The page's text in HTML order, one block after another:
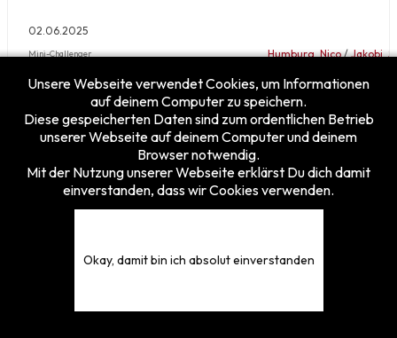
02.06.2025
Mini-Challenger
Viertelfinale Hauptrunde
Humburg, Nico/Jakobi,
02.06.2025
Mini-Challenger Humburg, Nico/Jakobi,
02.06.2025
Unsere Webseite verwendet Cookies, um Informationen
auf deinem Computer zu speichern.
Diese gespeicherten Daten sind zum ordentlichen Betrieb
unserer Webseite auf deinem Computer und deinem
Browser notwendig.
Mit der Nutzung unserer Webseite erklärst Du dich damit
einverstanden, dass wir Cookies verwenden.
Okay, damit bin ich absolut einverstanden